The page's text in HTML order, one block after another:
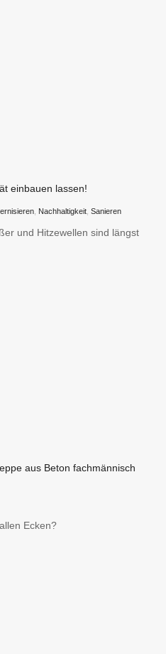
einbauen lassen!
, Nachhaltigkeit, Sanieren
und Hitzewellen sind längst
aus Beton fachmännisch
Ecken?